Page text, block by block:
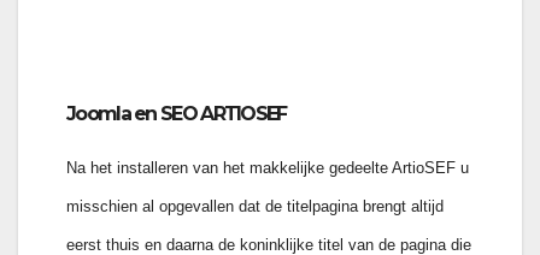
Joomla en SEO ARTIOSEF
Na het installeren van het makkelijke gedeelte ArtioSEF u
misschien al opgevallen dat de titelpagina brengt altijd
eerst thuis en daarna de koninklijke titel van de pagina die